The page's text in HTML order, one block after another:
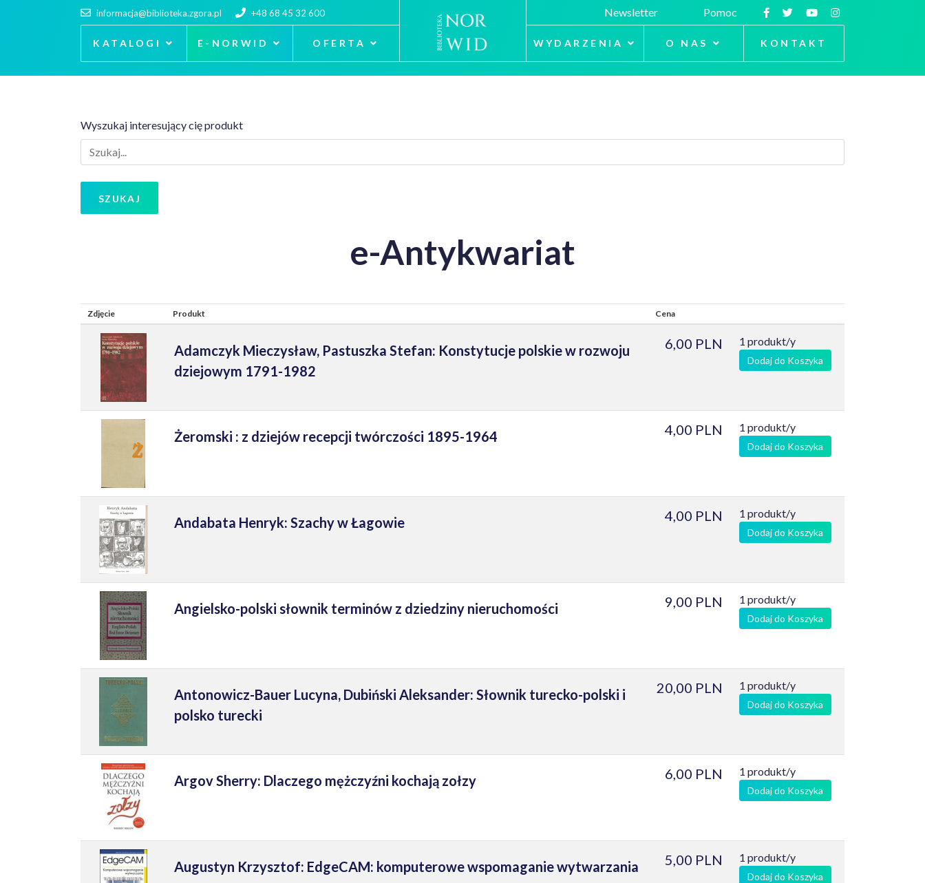
informacja@biblioteka.zgora.pl +48 68 45 32 600
KATALOGI E-NORWID OFERTA
Newsletter Pomoc
WYDARZENIA O NAS KONTAKT
Wyszukaj interesujący cię produkt
SZUKAJ
e-Antykwariat
Zdjęcie Produkt Cena
Adamczyk Mieczysław, Pastuszka Stefan: Konstytucje polskie w rozwoju
dziejowym 1791-1982
6,00 PLN 1 produkt/y
Dodaj do Koszyka
Żeromski : z dziejów recepcji twórczości 1895-1964 4,00 PLN 1 produkt/y
Dodaj do Koszyka
Andabata Henryk: Szachy w Łagowie 4,00 PLN 1 produkt/y
Dodaj do Koszyka
Angielsko-polski słownik terminów z dziedziny nieruchomości 9,00 PLN 1 produkt/y
Dodaj do Koszyka
Antonowicz-Bauer Lucyna, Dubiński Aleksander: Słownik turecko-polski i
polsko turecki
20,00 PLN 1 produkt/y
Dodaj do Koszyka
Argov Sherry: Dlaczego mężczyźni kochają zołzy 6,00 PLN 1 produkt/y
Dodaj do Koszyka
Augustyn Krzysztof: EdgeCAM: komputerowe wspomaganie wytwarzania 5,00 PLN 1 produkt/y
Dodaj do Koszyka